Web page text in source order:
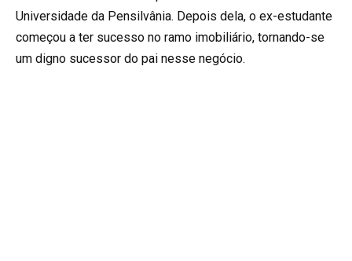
Universidade da Pensilvânia. Depois dela, o ex-estudante
começou a ter sucesso no ramo imobiliário, tornando-se
um digno sucessor do pai nesse negócio.